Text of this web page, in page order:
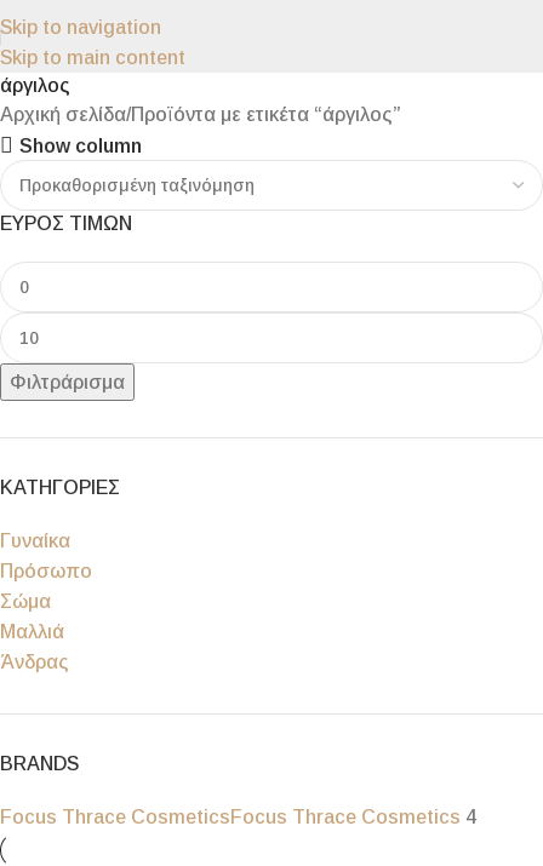
Skip to navigation
Skip to main content
άργιλος
Αρχική σελίδα Προϊόντα με ετικέτα “άργιλος”
Show column
ΕΥΡΟΣ ΤΙΜΩΝ
Φιλτράρισμα
ΚΑΤΗΓΟΡΙΕΣ
Γυναίκα
Πρόσωπο
Σώμα
Μαλλιά
Άνδρας
BRANDS
Focus Thrace CosmeticsFocus Thrace Cosmetics 4